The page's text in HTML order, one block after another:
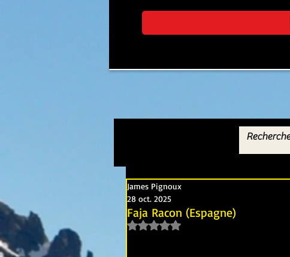
Faja Racon (Espagne)
James Pignoux
28 oct. 2025
Noté NaN étoiles sur 5.